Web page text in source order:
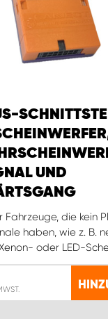
UND
Fahrzeuge, die kein
haben, wie z. B.
oder LED-